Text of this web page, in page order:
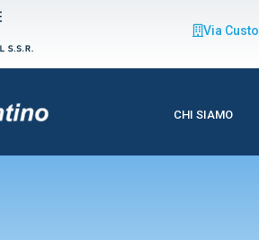
Via
CHI SIAMO